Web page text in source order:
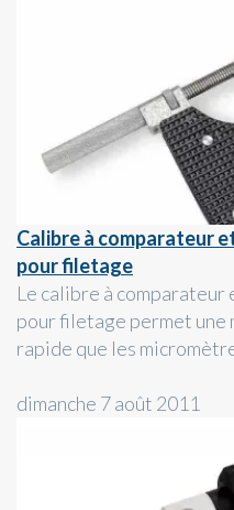
Calibre à comparateur
pour filetage
Le calibre à
pour filetage permet une
rapide que les
dimanche 7 août 2011